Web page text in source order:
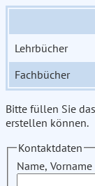
Lehrbücher
Fachbücher
Bitte füllen Sie
erstellen können.
Kontaktdaten
Name, Vorname